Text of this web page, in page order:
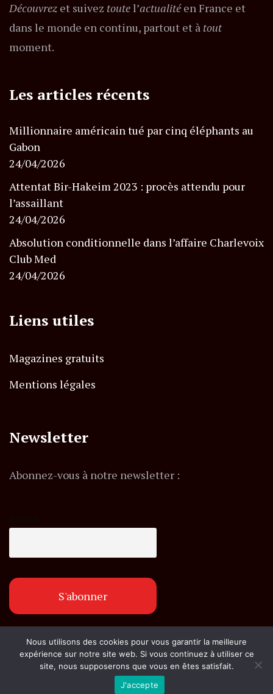
Découvrez et suivez toutel’actualitéen France et
dans le monde en continu, partout et à tout
moment.
Les articles récents
Millionnaire américain tué par cinq éléphants au
Gabon
24/04/2026
Attentat Bir-Hakeim 2023 : procès attendu pour
l’assaillant
24/04/2026
Absolution conditionnelle dans l’affaire Charlevoix
Club Med
24/04/2026
Liens utiles
Magazines gratuits
Mentions légales
Newsletter
Abonnez-vous à notre newsletter :
© Copyright flashexpress.fr. Tous droits réservés.
Nous utilisons des cookies pour vous garantir la meilleure
expérience sur notre site web. Si vous continuez à utiliser ce
site, nous supposerons que vous en êtes satisfait.
J'accepte